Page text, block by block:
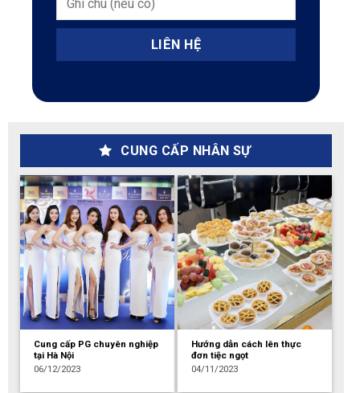
CUNG CẤP NHÂN SỰ
Cung cấp PG chuyên nghiệp
tại Hà Nội
06/12/2023
Hướng dẫn cách lên thực
đơn tiệc ngọt
04/11/2023